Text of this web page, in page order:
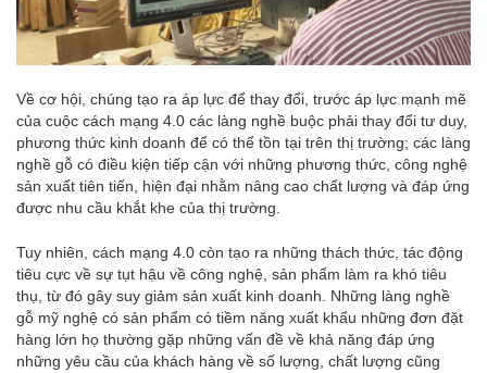
Về cơ hội, chúng tạo ra áp lực để thay đổi, trước áp lực mạnh mẽ
của cuộc cách mạng 4.0 các làng nghề buộc phải thay đổi tư duy,
phương thức kinh doanh để có thể tồn tại trên thị trường; các làng
nghề gỗ có điều kiện tiếp cận với những phương thức, công nghệ
sản xuất tiên tiến, hiện đại nhằm nâng cao chất lượng và đáp ứng
được nhu cầu khắt khe của thị trường.
Tuy nhiên, cách mạng 4.0 còn tạo ra những thách thức, tác động
tiêu cực về sự tụt hậu về công nghệ, sản phẩm làm ra khó tiêu
thụ, từ đó gây suy giảm sản xuất kinh doanh. Những làng nghề
gỗ mỹ nghệ có sản phẩm có tiềm năng xuất khẩu những đơn đặt
hàng lớn họ thường gặp những vấn đề về khả năng đáp ứng
những yêu cầu của khách hàng về số lượng, chất lượng cũng